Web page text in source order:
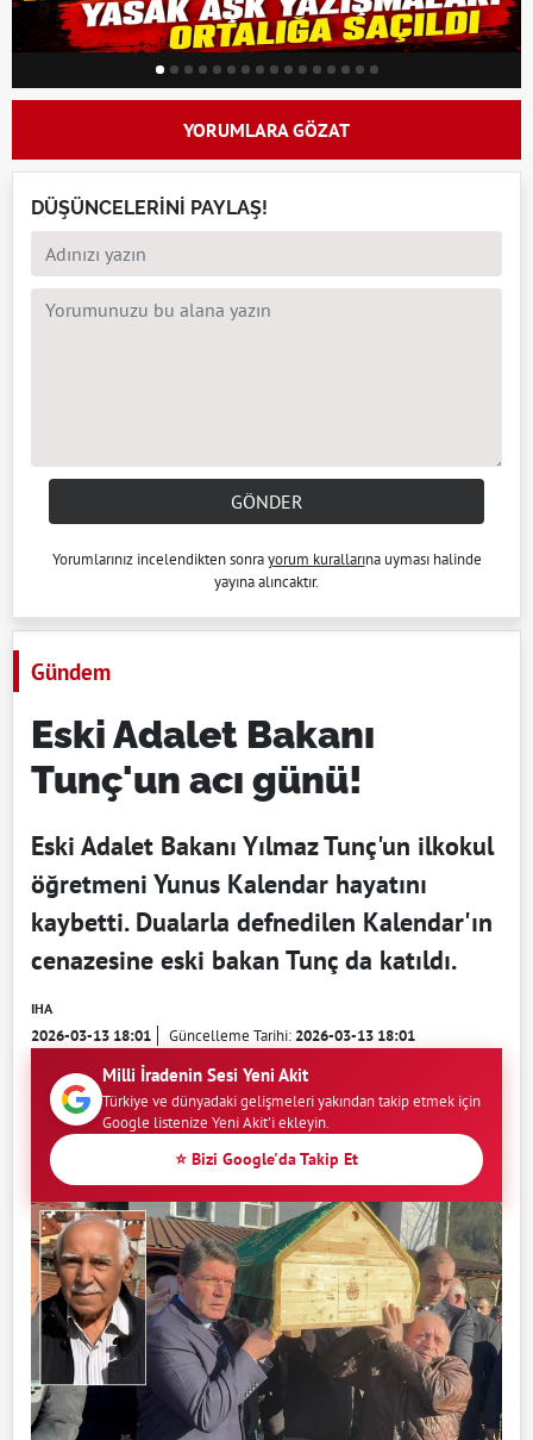
YORUMLARA GÖZAT
DÜŞÜNCELERİNİ PAYLAŞ!
GÖNDER
Yorumlarınız incelendikten sonrayorum kurallarına uyması halinde
yayına alıncaktır.
Gündem
Eski Adalet Bakanı
Tunç'un acı günü!
Eski Adalet Bakanı Yılmaz Tunç'un ilkokul
öğretmeni Yunus Kalendar hayatını
kaybetti. Dualarla defnedilen Kalendar'ın
cenazesine eski bakan Tunç da katıldı.
IHA
2026-03-13 18:01 Güncelleme Tarihi:2026-03-13 18:01
Milli İradenin Sesi Yeni Akit
Türkiye ve dünyadaki gelişmeleri yakından takip etmek için
Google listenize Yeni Akit'i ekleyin.
⭐ Bizi Google'da Takip Et